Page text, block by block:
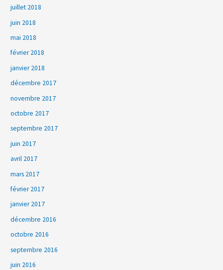
juillet 2018
juin 2018
mai 2018
février 2018
janvier 2018
décembre 2017
novembre 2017
octobre 2017
septembre 2017
juin 2017
avril 2017
mars 2017
février 2017
janvier 2017
décembre 2016
octobre 2016
septembre 2016
juin 2016